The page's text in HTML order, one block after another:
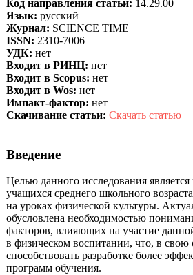
Код направления статьи: 14.29.00
Язык: русский
Журнал: SCIENCE TIME
ISSN: 2310-7006
УДК: нет
Входит в РИНЦ: нет
Входит в Scopus: нет
Входит в Wos: нет
Импакт-фактор: нет
Скачивание статьи: Скачать статью
Введение
Целью данного исследования
учащихся среднего школьного
на уроках физической культуры.
обусловлена необходимостью
факторов, влияющих на участие
в физическом воспитании, что, в свою
способствовать разработке более
программ обучения.